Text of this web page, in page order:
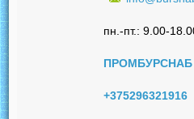
пн.-пт.: 9.00-
ПРОМБУРСНАБ
+375296321916